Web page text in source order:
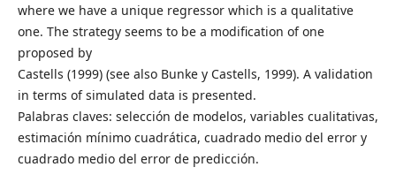
where we have a unique regressor which is a qualitative
one. The strategy seems to be a modification of one
proposed by
Castells (1999) (see also Bunke y Castells, 1999). A validation
in terms of simulated data is presented.
Palabras claves: selección de modelos, variables cualitativas,
estimación mínimo cuadrática, cuadrado medio del error y
cuadrado medio del error de predicción.